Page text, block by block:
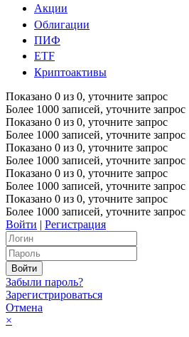
Акции
Облигации
ПИФ
ETF
Криптоактивы
Показано 0 из 0, уточните запрос
Более 1000 записей, уточните запрос
Показано 0 из 0, уточните запрос
Более 1000 записей, уточните запрос
Показано 0 из 0, уточните запрос
Более 1000 записей, уточните запрос
Показано 0 из 0, уточните запрос
Более 1000 записей, уточните запрос
Показано 0 из 0, уточните запрос
Более 1000 записей, уточните запрос
Войти | Регистрация
Забыли пароль?
Зарегистрироваться
Отмена
×